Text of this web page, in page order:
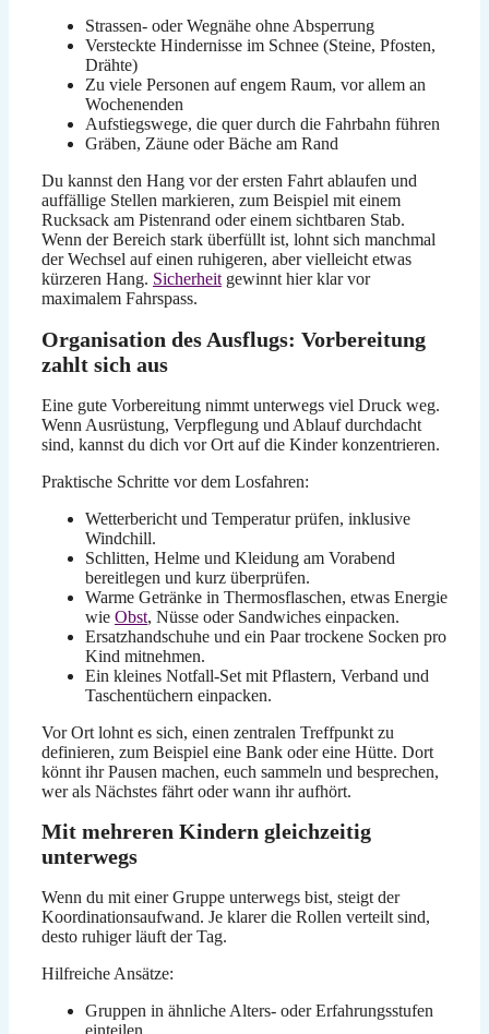
Strassen- oder Wegnähe ohne Absperrung
Versteckte Hindernisse im Schnee (Steine, Pfosten,
Drähte)
Zu viele Personen auf engem Raum, vor allem an
Wochenenden
Aufstiegswege, die quer durch die Fahrbahn führen
Gräben, Zäune oder Bäche am Rand
Du kannst den Hang vor der ersten Fahrt ablaufen und
auffällige Stellen markieren, zum Beispiel mit einem
Rucksack am Pistenrand oder einem sichtbaren Stab.
Wenn der Bereich stark überfüllt ist, lohnt sich manchmal
der Wechsel auf einen ruhigeren, aber vielleicht etwas
kürzeren Hang. Sicherheit gewinnt hier klar vor
maximalem Fahrspass.
Organisation des Ausflugs: Vorbereitung
zahlt sich aus
Eine gute Vorbereitung nimmt unterwegs viel Druck weg.
Wenn Ausrüstung, Verpflegung und Ablauf durchdacht
sind, kannst du dich vor Ort auf die Kinder konzentrieren.
Praktische Schritte vor dem Losfahren:
Wetterbericht und Temperatur prüfen, inklusive
Windchill.
Schlitten, Helme und Kleidung am Vorabend
bereitlegen und kurz überprüfen.
Warme Getränke in Thermosflaschen, etwas Energie
wie Obst, Nüsse oder Sandwiches einpacken.
Ersatzhandschuhe und ein Paar trockene Socken pro
Kind mitnehmen.
Ein kleines Notfall-Set mit Pflastern, Verband und
Taschentüchern einpacken.
Vor Ort lohnt es sich, einen zentralen Treffpunkt zu
definieren, zum Beispiel eine Bank oder eine Hütte. Dort
könnt ihr Pausen machen, euch sammeln und besprechen,
wer als Nächstes fährt oder wann ihr aufhört.
Mit mehreren Kindern gleichzeitig
unterwegs
Wenn du mit einer Gruppe unterwegs bist, steigt der
Koordinationsaufwand. Je klarer die Rollen verteilt sind,
desto ruhiger läuft der Tag.
Hilfreiche Ansätze:
Gruppen in ähnliche Alters- oder Erfahrungsstufen
einteilen.